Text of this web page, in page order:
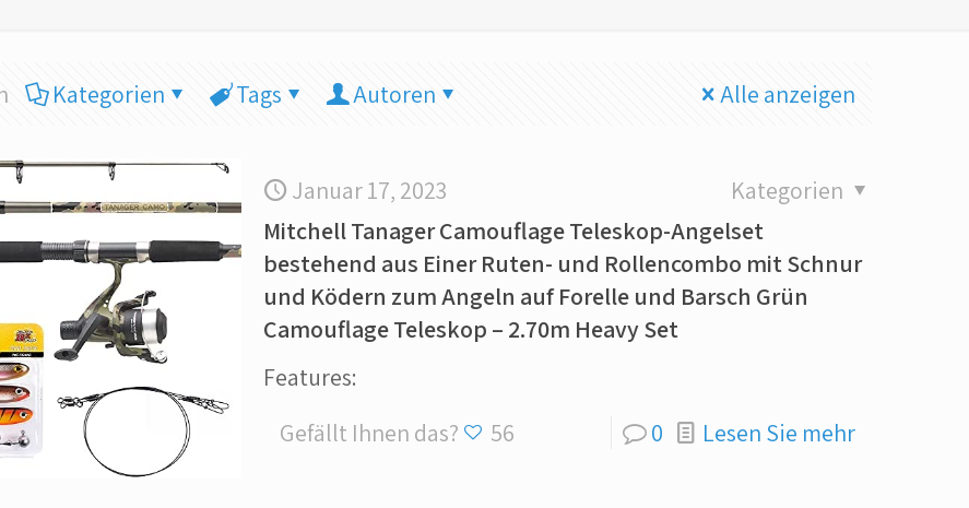
Kategorien Tags Autoren Alle anzeigen
Januar 17, 2023
Kategorien
Mitchell Tanager Camouflage Teleskop-Angelset
bestehend aus Einer Ruten- und Rollencombo mit Schnur
und Ködern zum Angeln auf Forelle und Barsch Grün
Camouflage Teleskop – 2.70m Heavy Set
Features:
Gefällt Ihnen das?
56 0 Lesen Sie mehr